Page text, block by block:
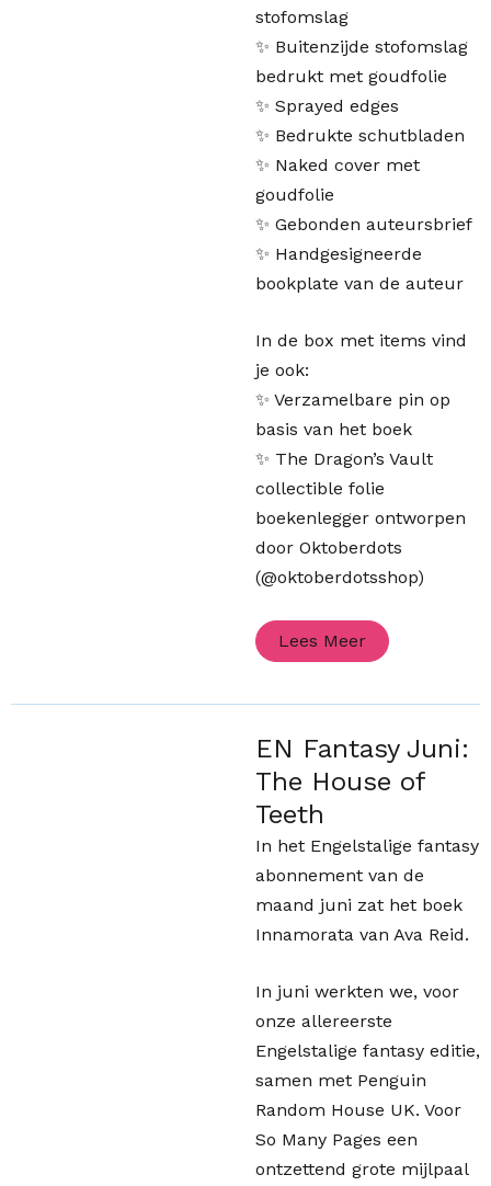
stofomslag
✨ Buitenzijde stofomslag
bedrukt met goudfolie
✨ Sprayed edges
✨ Bedrukte schutbladen
✨ Naked cover met
goudfolie
✨ Gebonden auteursbrief
✨ Handgesigneerde
bookplate van de auteur
In de box met items vind
je ook:
✨ Verzamelbare pin op
basis van het boek
✨ The Dragon’s Vault
collectible folie
boekenlegger ontworpen
door Oktoberdots
(@oktoberdotsshop)
Lees Meer
EN Fantasy Juni:
The House of
Teeth
In het Engelstalige fantasy
abonnement van de
maand juni zat het boek
Innamorata van Ava Reid.
In juni werkten we, voor
onze allereerste
Engelstalige fantasy editie,
samen met Penguin
Random House UK. Voor
So Many Pages een
ontzettend grote mijlpaal